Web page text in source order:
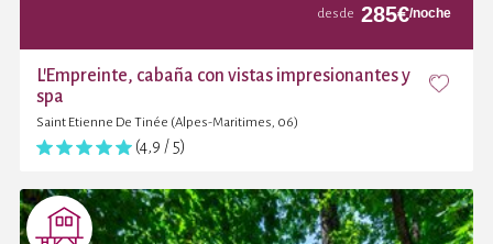
desde 285€/noche
L'Empreinte, cabaña con vistas impresionantes y
spa
Saint Etienne De Tinée (Alpes-Maritimes, 06)
(4,9 / 5)